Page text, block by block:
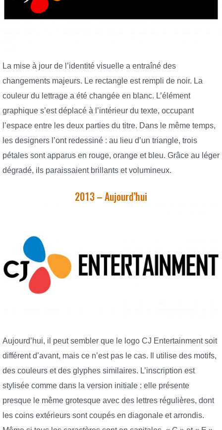
La mise à jour de l’identité visuelle a entraîné des
changements majeurs. Le rectangle est rempli de noir. La
couleur du lettrage a été changée en blanc. L’élément
graphique s’est déplacé à l’intérieur du texte, occupant
l’espace entre les deux parties du titre. Dans le même temps,
les designers l’ont redessiné : au lieu d’un triangle, trois
pétales sont apparus en rouge, orange et bleu. Grâce au léger
dégradé, ils paraissaient brillants et volumineux.
2013 – Aujourd’hui
Aujourd’hui, il peut sembler que le logo CJ Entertainment soit
différent d’avant, mais ce n’est pas le cas. Il utilise des motifs,
des couleurs et des glyphes similaires. L’inscription est
stylisée comme dans la version initiale : elle présente
presque le même grotesque avec des lettres régulières, dont
les coins extérieurs sont coupés en diagonale et arrondis.